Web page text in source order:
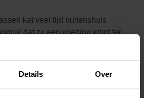
Details Over
kat veel tijd buitenshuis
dat zij een voeding krijgt ter
gezondheid. ROYAL CANIN®
geschikt voor actieve buitenkatten